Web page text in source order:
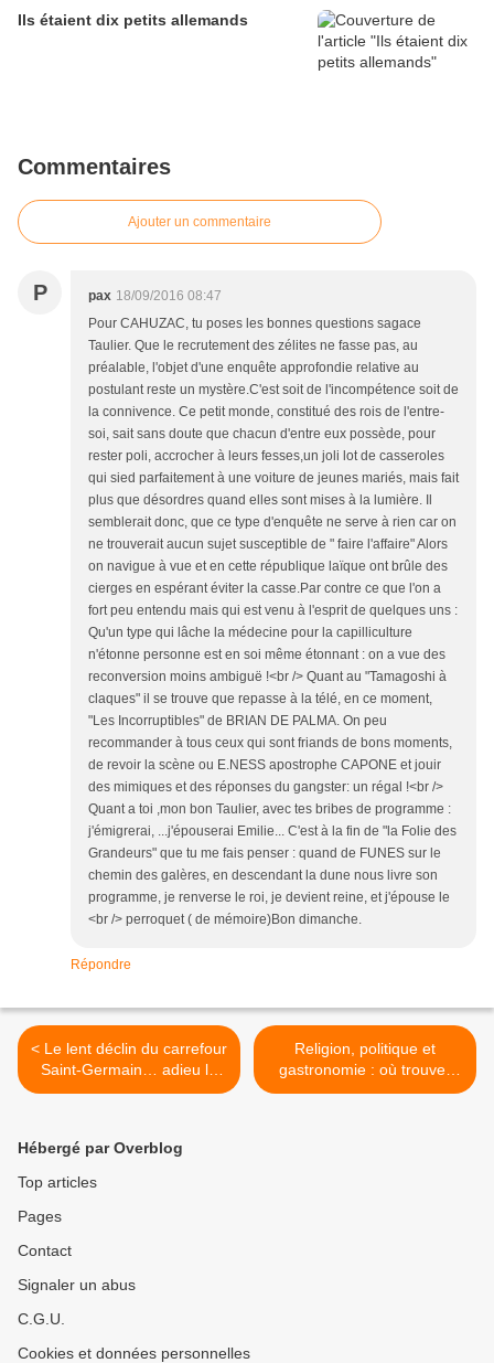
Ils étaient dix petits allemands
Commentaires
Ajouter un commentaire
P pax 18/09/2016 08:47
Pour CAHUZAC, tu poses les bonnes questions sagace
Taulier. Que le recrutement des zélites ne fasse pas, au
préalable, l'objet d'une enquête approfondie relative au
postulant reste un mystère.C'est soit de l'incompétence soit de
la connivence. Ce petit monde, constitué des rois de l'entre-
soi, sait sans doute que chacun d'entre eux possède, pour
rester poli, accrocher à leurs fesses,un joli lot de casseroles
qui sied parfaitement à une voiture de jeunes mariés, mais fait
plus que désordres quand elles sont mises à la lumière. Il
semblerait donc, que ce type d'enquête ne serve à rien car on
ne trouverait aucun sujet susceptible de " faire l'affaire" Alors
on navigue à vue et en cette république laïque ont brûle des
cierges en espérant éviter la casse.Par contre ce que l'on a
fort peu entendu mais qui est venu à l'esprit de quelques uns :
Qu'un type qui lâche la médecine pour la capilliculture
n'étonne personne est en soi même étonnant : on a vue des
reconversion moins ambiguë !<br /> Quant au "Tamagoshi à
claques" il se trouve que repasse à la télé, en ce moment,
"Les Incorruptibles" de BRIAN DE PALMA. On peu
recommander à tous ceux qui sont friands de bons moments,
de revoir la scène ou E.NESS apostrophe CAPONE et jouir
des mimiques et des réponses du gangster: un régal !<br />
Quant a toi ,mon bon Taulier, avec tes bribes de programme :
j'émigrerai, ...j'épouserai Emilie... C'est à la fin de "la Folie des
Grandeurs" que tu me fais penser : quand de FUNES sur le
chemin des galères, en descendant la dune nous livre son
programme, je renverse le roi, je devient reine, et j'épouse le
<br /> perroquet ( de mémoire)Bon dimanche.
Répondre
< Le lent déclin du carrefour
Saint-Germain… adieu le
drugstore Publicis… et qui
l’attentat de Carlos ?
Religion, politique et
gastronomie : où trouver
des fraises le 27 novembre
Hébergé par Overblog
Top articles
Pages
Contact
Signaler un abus
C.G.U.
Cookies et données personnelles